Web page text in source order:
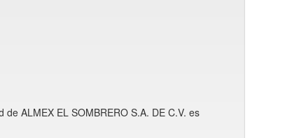
de ALMEX EL SOMBRERO S.A. DE C.V. es